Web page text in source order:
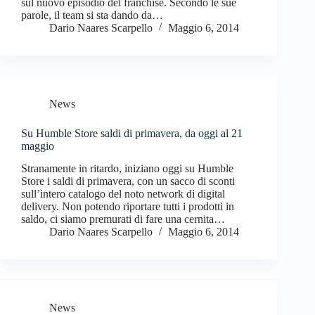
parole, il team si sta dando da…
Dario Naares Scarpello
Maggio 6, 2014
News
Su Humble Store saldi di primavera, da oggi al 21
maggio
Stranamente in ritardo, iniziano oggi su Humble
Store i saldi di primavera, con un sacco di sconti
sull’intero catalogo del noto network di digital
delivery. Non potendo riportare tutti i prodotti in
saldo, ci siamo premurati di fare una cernita…
Dario Naares Scarpello
Maggio 6, 2014
News